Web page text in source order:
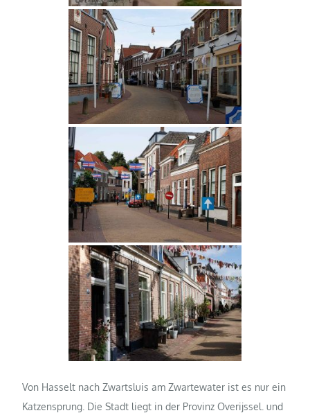
Von Hasselt nach Zwartsluis am Zwartewater ist es nur ein
Katzensprung. Die Stadt liegt in der Provinz Overijssel. und